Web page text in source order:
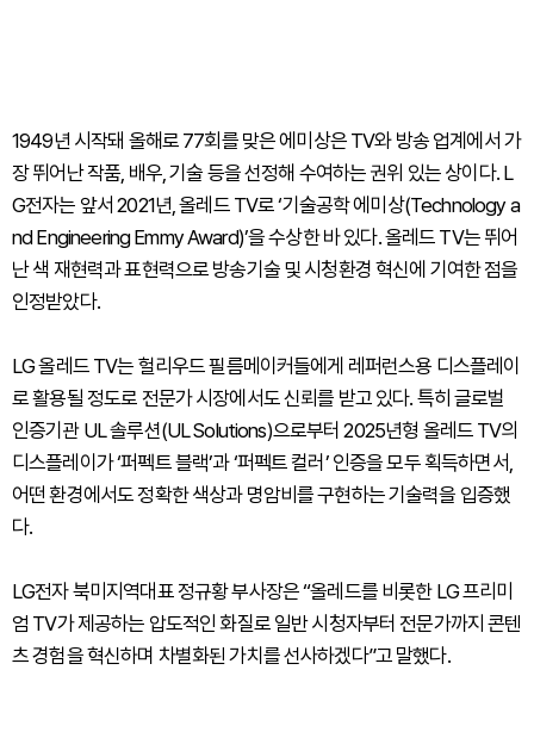
1949년 시작돼 올해로 77회를 맞은 에미상은 TV와 방송 업계에서 가
장 뛰어난 작품, 배우, 기술 등을 선정해 수여하는 권위 있는 상이다. L
G전자는 앞서 2021년, 올레드 TV로 ‘기술공학 에미상(Technology a
nd Engineering Emmy Award)’을 수상한 바 있다. 올레드 TV는 뛰어
난 색 재현력과 표현력으로 방송기술 및 시청환경 혁신에 기여한 점을
인정받았다.
LG 올레드 TV는 헐리우드 필름메이커들에게 레퍼런스용 디스플레이
로 활용될 정도로 전문가 시장에서도 신뢰를 받고 있다. 특히 글로벌
인증기관 UL 솔루션(UL Solutions)으로부터 2025년형 올레드 TV의
디스플레이가 ‘퍼펙트 블랙’과 ‘퍼펙트 컬러’ 인증을 모두 획득하면서,
어떤 환경에서도 정확한 색상과 명암비를 구현하는 기술력을 입증했
다.
LG전자 북미지역대표 정규황 부사장은 “올레드를 비롯한 LG 프리미
엄 TV가 제공하는 압도적인 화질로 일반 시청자부터 전문가까지 콘텐
츠 경험을 혁신하며 차별화된 가치를 선사하겠다”고 말했다.